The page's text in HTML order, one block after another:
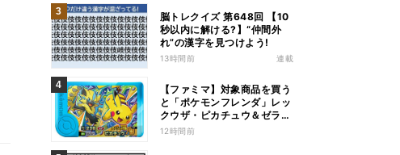
脳トレクイズ 第648回 【10
秒以内に解ける?】“仲間外
れ”の漢字を見つけよう!
13時間前 連載
【ファミマ】対象商品を買う
と「ポケモンフレンダ」レッ
クウザ・ピカチュウ＆ゼラオ
ラのスペシャルフレンダピッ
12時間前